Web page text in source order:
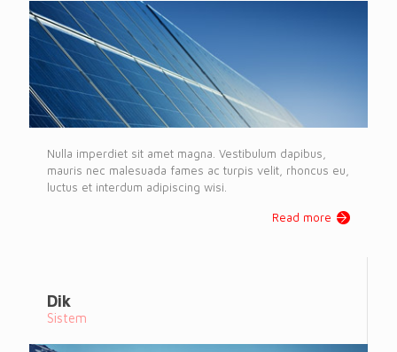
Nulla imperdiet sit amet magna. Vestibulum dapibus,
mauris nec malesuada fames ac turpis velit, rhoncus eu,
luctus et interdum adipiscing wisi.
Read more
Dik
Sistem